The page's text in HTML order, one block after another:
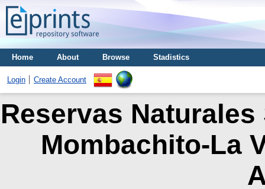
Home About Browse Stadistics
Login Create Account
Reservas
Mombachito-La